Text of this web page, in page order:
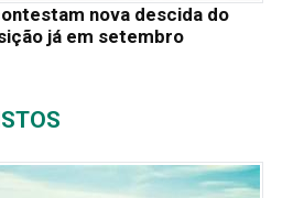
nova descida do
já em setembro